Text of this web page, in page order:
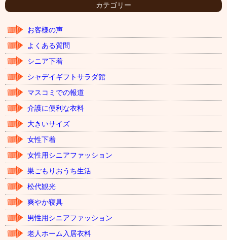
イ
カテゴリー
お客様の声
よくある質問
シニア下着
シャデイギフトサラダ館
マスコミでの報道
介護に便利な衣料
大きいサイズ
女性下着
女性用シニアファッション
巣ごもりおうち生活
松代観光
爽やか寝具
男性用シニアファッション
老人ホーム入居衣料